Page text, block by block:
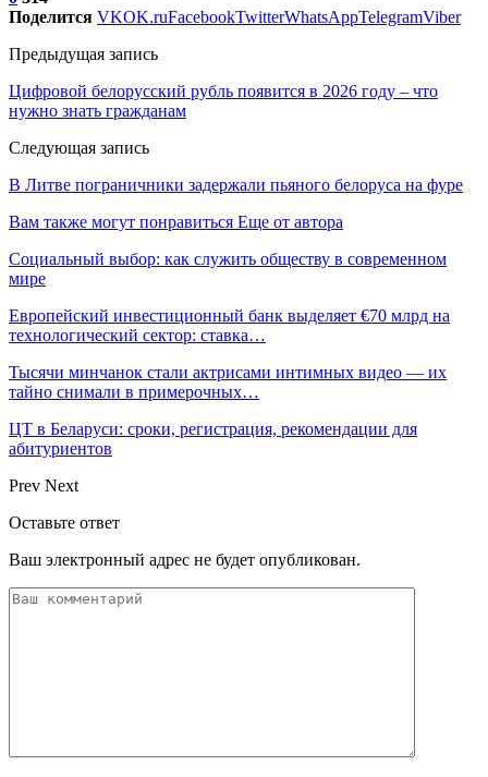
Поделится VKOK.ruFacebookTwitterWhatsAppTelegramViber
Предыдущая запись
Цифровой белорусский рубль появится в 2026 году – что
нужно знать гражданам
Следующая запись
В Литве пограничники задержали пьяного белоруса на фуре
Вам также могут понравиться Еще от автора
Социальный выбор: как служить обществу в современном
мире
Европейский инвестиционный банк выделяет €70 млрд на
технологический сектор: ставка…
Тысячи минчанок стали актрисами интимных видео — их
тайно снимали в примерочных…
ЦТ в Беларуси: сроки, регистрация, рекомендации для
абитуриентов
Prev Next
Оставьте ответ
Ваш электронный адрес не будет опубликован.